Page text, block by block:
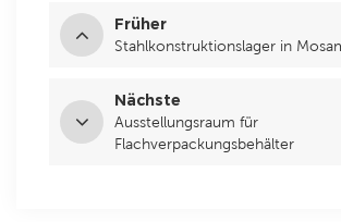
Früher
Stahlkonstruktionslager in
Nächste
Ausstellungsraum für
Flachverpackungsbehälter